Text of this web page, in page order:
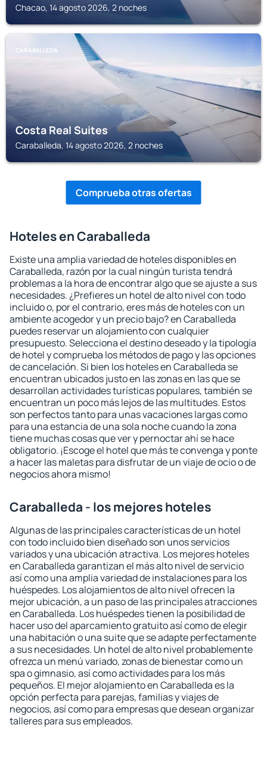
Chacao, 14 agosto 2026, 2 noches
CARABALLEDA
Costa Real Suites
Caraballeda, 14 agosto 2026, 2 noches
Comprueba otras ofertas
Hoteles en Caraballeda
Existe una amplia variedad de hoteles disponibles en
Caraballeda, razón por la cual ningún turista tendrá
problemas a la hora de encontrar algo que se ajuste a sus
necesidades. ¿Prefieres un hotel de alto nivel con todo
incluido o, por el contrario, eres más de hoteles con un
ambiente acogedor y un precio bajo? en Caraballeda
puedes reservar un alojamiento con cualquier
presupuesto. Selecciona el destino deseado y la tipología
de hotel y comprueba los métodos de pago y las opciones
de cancelación. Si bien los hoteles en Caraballeda se
encuentran ubicados justo en las zonas en las que se
desarrollan actividades turísticas populares, también se
encuentran un poco más lejos de las multitudes. Estos
son perfectos tanto para unas vacaciones largas como
para una estancia de una sola noche cuando la zona
tiene muchas cosas que ver y pernoctar ahí se hace
obligatorio. ¡Escoge el hotel que más te convenga y ponte
a hacer las maletas para disfrutar de un viaje de ocio o de
negocios ahora mismo!
Caraballeda - los mejores hoteles
Algunas de las principales características de un hotel
con todo incluido bien diseñado son unos servicios
variados y una ubicación atractiva. Los mejores hoteles
en Caraballeda garantizan el más alto nivel de servicio
así como una amplia variedad de instalaciones para los
huéspedes. Los alojamientos de alto nivel ofrecen la
mejor ubicación, a un paso de las principales atracciones
en Caraballeda. Los huéspedes tienen la posibilidad de
hacer uso del aparcamiento gratuito así como de elegir
una habitación o una suite que se adapte perfectamente
a sus necesidades. Un hotel de alto nivel probablemente
ofrezca un menú variado, zonas de bienestar como un
spa o gimnasio, así como actividades para los más
pequeños. El mejor alojamiento en Caraballeda es la
opción perfecta para parejas, familias y viajes de
negocios, así como para empresas que desean organizar
talleres para sus empleados.